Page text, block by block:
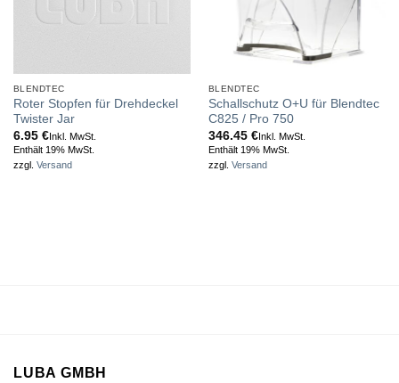
BLENDTEC
Roter Stopfen für Drehdeckel
Twister Jar
6.95 €Inkl. MwSt.
Enthält 19% MwSt.
zzgl. Versand
BLENDTEC
Schallschutz O+U für Blendtec
C825 / Pro 750
346.45 €Inkl. MwSt.
Enthält 19% MwSt.
zzgl. Versand
LUBA GMBH